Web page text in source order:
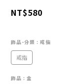
NT$580
飾品-分類 : 戒指
戒指
飾品 : 金